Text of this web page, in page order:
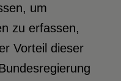
um
zu erfassen,
Vorteil dieser